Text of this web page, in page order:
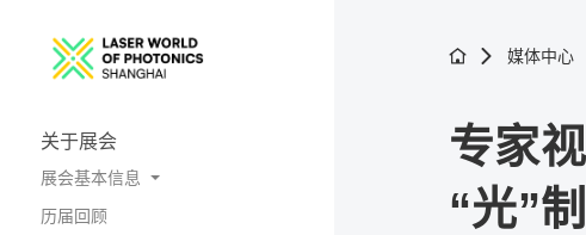
关于展会
展会基本信息
展会概况
历届回顾
媒体中心
专家
“光”